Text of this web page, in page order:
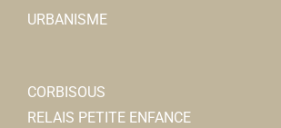
URBANISME
CORBISOUS
RELAIS PETITE ENFANCE